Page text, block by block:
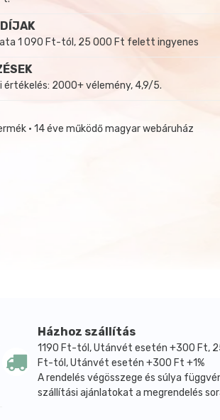
1 090 Ft-tól, 25 000 Ft felett ingyenes
értékelés: 2000+ vélemény, 4,9/5.
• 14 éve működő magyar webáruház
Házhoz szállítás
1190 Ft-tól, Utánvét esetén +300 Ft,
Ft-tól, Utánvét esetén +300 Ft +1%
A rendelés végösszege és súlya
szállítási ajánlatokat a megrendelés